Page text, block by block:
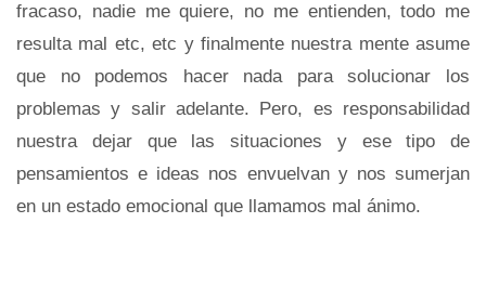
fracaso, nadie me quiere, no me entienden, todo me
resulta mal etc, etc y finalmente nuestra mente asume
que no podemos hacer nada para solucionar los
problemas y salir adelante. Pero, es responsabilidad
nuestra dejar que las situaciones y ese tipo de
pensamientos e ideas nos envuelvan y nos sumerjan
en un estado emocional que llamamos mal ánimo.